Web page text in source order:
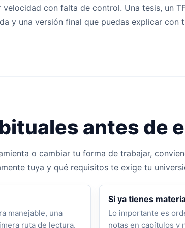
con falta de control. Una tesis, un
y una versión final que puedas explicar con
antes de
o cambiar tu forma de trabajar,
tuya y qué requisitos te exige tu
manejable, una
ruta de lectura.
Si ya tienes
Lo importante es
notas en capítulos y